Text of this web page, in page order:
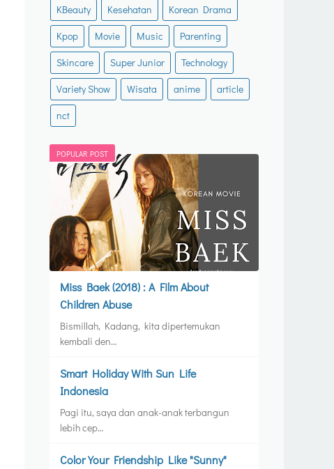
KBeauty
Kesehatan
Korean Drama
Kpop
Movie Music
Parenting
Skincare
Super Junior
Technology
Variety Show
Wisata anime
article
nct
POPULAR POST
Miss Baek (2018) : A Film About
Children Abuse
Bismillah, Kadang, kita dipertemukan
kembali den…
Smart Holiday With Sun Life
Indonesia
Pagi itu, saya dan anak-anak terbangun
lebih cep…
Color Your Friendship Like "Sunny"